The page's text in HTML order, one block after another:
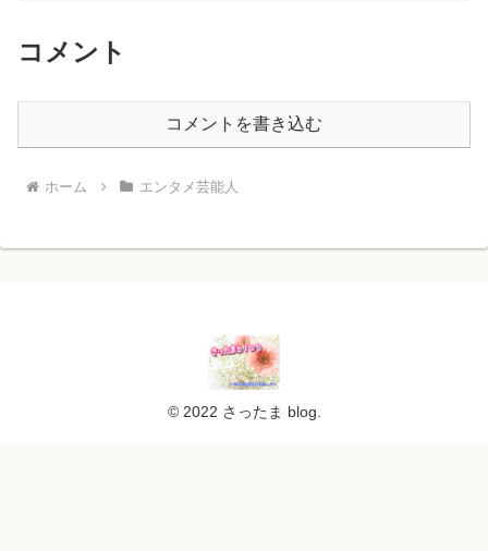
コメント
コメントを書き込む
ホーム エンタメ芸能人
© 2022 さったま blog.